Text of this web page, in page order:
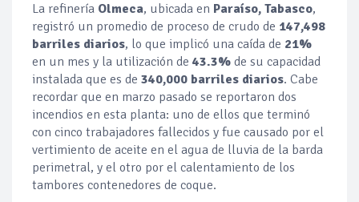
La refinería Olmeca, ubicada en Paraíso, Tabasco,
registró un promedio de proceso de crudo de 147,498
barriles diarios, lo que implicó una caída de 21%
en un mes y la utilización de 43.3% de su capacidad
instalada que es de 340,000 barriles diarios. Cabe
recordar que en marzo pasado se reportaron dos
incendios en esta planta: uno de ellos que terminó
con cinco trabajadores fallecidos y fue causado por el
vertimiento de aceite en el agua de lluvia de la barda
perimetral, y el otro por el calentamiento de los
tambores contenedores de coque.